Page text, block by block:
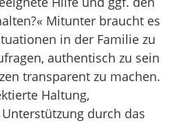
Mitunter braucht es
in der Familie zu
authentisch zu sein
transparent zu machen.
Haltung,
durch das